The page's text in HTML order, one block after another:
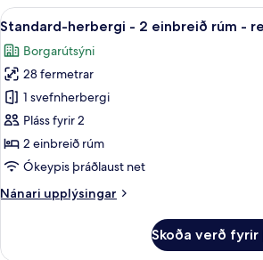
2
rúm
reykherbergi
Skoða
allar
myndir
fyrir
Standard-
herbergi
-
2
einbreið
rúm
Rúmföt af
3
Standard-herbergi - 2 einbreið rúm -
Borgarútsýni
28 fermetrar
1 svefnherbergi
Pláss fyrir 2
2 einbreið rúm
Ókeypis þráðlaust net
Nánari upplýsingar
Nánari
herbergi
Skoða verð